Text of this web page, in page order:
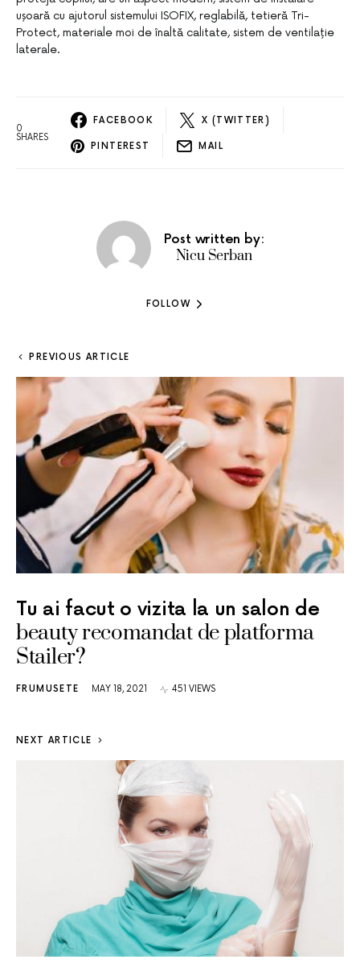
ușoară cu ajutorul sistemului ISOFIX, reglabilă, tetieră Tri-
Protect, materiale moi de înaltă calitate, sistem de ventilație
laterale.
0
SHARES
FACEBOOK X (TWITTER)
PINTEREST MAIL
Post written by:
Nicu Serban
FOLLOW
PREVIOUS ARTICLE
Tu ai facut o vizita la un salon de
beauty recomandat de platforma
Stailer?
FRUMUSETE MAY 18, 2021 451 VIEWS
NEXT ARTICLE